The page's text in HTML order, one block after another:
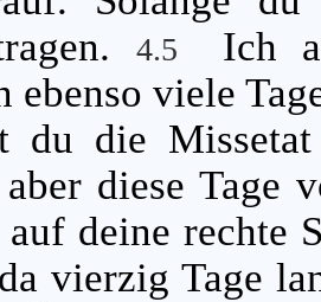
4.5
Ich
ebenso viele
du die
diese Tage
deine rechte
vierzig Tage